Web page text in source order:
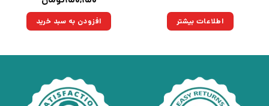
اطلاعات بیشتر ۲۱۰,۰۰۰تومان
بود.
۱۵۰,۱۵۰تومان.افزودن به سبد خرید